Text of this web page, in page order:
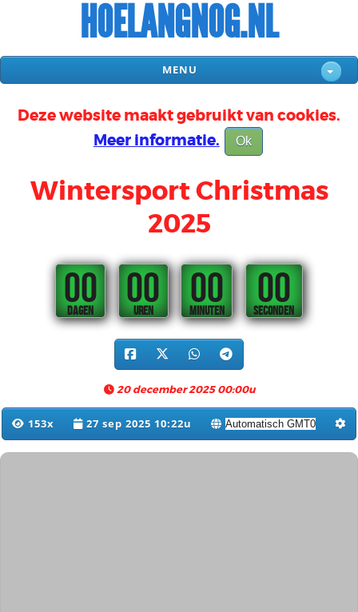
HOELANGNOG.NL
MENU
Deze website maakt gebruikt van cookies.
Meer informatie.
Ok
Wintersport Christmas
2025
00
DAGEN
00
UREN
00
MINUTEN
00
SECONDEN
20 december 2025 00:00u
153x 27 sep 2025 10:22u